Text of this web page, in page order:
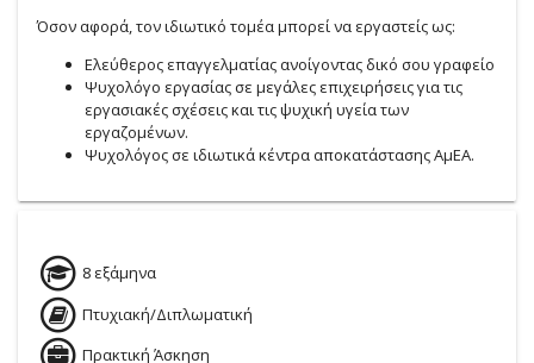
Όσον αφορά, τον ιδιωτικό τομέα μπορεί να εργαστείς ως:
Ελεύθερος επαγγελματίας ανοίγοντας δικό σου γραφείο
Ψυχολόγο εργασίας σε μεγάλες επιχειρήσεις για τις
εργασιακές σχέσεις και τις ψυχική υγεία των
εργαζομένων.
Ψυχολόγος σε ιδιωτικά κέντρα αποκατάστασης ΑμΕΑ.
8 εξάμηνα
Πτυχιακή/Διπλωματική
Πρακτική Άσκηση